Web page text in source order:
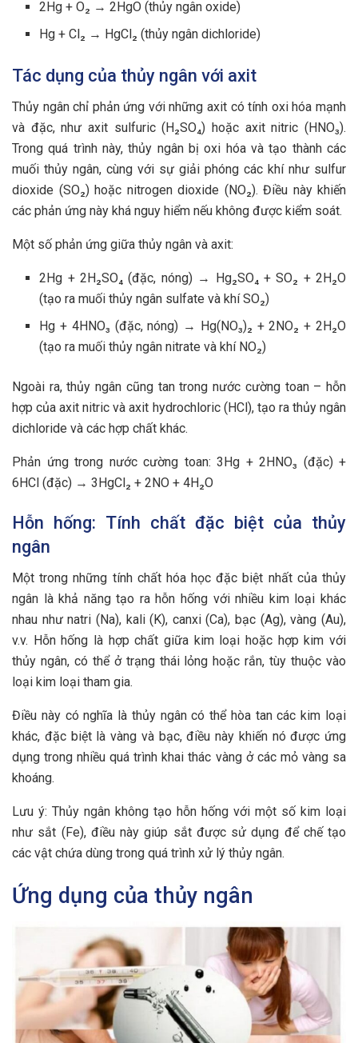
2Hg + O₂ → 2HgO (thủy ngân oxide)
Hg + Cl₂ → HgCl₂ (thủy ngân dichloride)
Tác dụng của thủy ngân với axit
Thủy ngân chỉ phản ứng với những axit có tính oxi hóa mạnh
và đặc, như axit sulfuric (H₂SO₄) hoặc axit nitric (HNO₃).
Trong quá trình này, thủy ngân bị oxi hóa và tạo thành các
muối thủy ngân, cùng với sự giải phóng các khí như sulfur
dioxide (SO₂) hoặc nitrogen dioxide (NO₂). Điều này khiến
các phản ứng này khá nguy hiểm nếu không được kiểm soát.
Một số phản ứng giữa thủy ngân và axit:
2Hg + 2H₂SO₄ (đặc, nóng) → Hg₂SO₄ + SO₂ + 2H₂O
(tạo ra muối thủy ngân sulfate và khí SO₂)
Hg + 4HNO₃ (đặc, nóng) → Hg(NO₃)₂ + 2NO₂ + 2H₂O
(tạo ra muối thủy ngân nitrate và khí NO₂)
Ngoài ra, thủy ngân cũng tan trong nước cường toan – hỗn
hợp của axit nitric và axit hydrochloric (HCl), tạo ra thủy ngân
dichloride và các hợp chất khác.
Phản ứng trong nước cường toan: 3Hg + 2HNO₃ (đặc) +
6HCl (đặc) → 3HgCl₂ + 2NO + 4H₂O
Hỗn hống: Tính chất đặc biệt của thủy
ngân
Một trong những tính chất hóa học đặc biệt nhất của thủy
ngân là khả năng tạo ra hỗn hống với nhiều kim loại khác
nhau như natri (Na), kali (K), canxi (Ca), bạc (Ag), vàng (Au),
v.v. Hỗn hống là hợp chất giữa kim loại hoặc hợp kim với
thủy ngân, có thể ở trạng thái lỏng hoặc rắn, tùy thuộc vào
loại kim loại tham gia.
Điều này có nghĩa là thủy ngân có thể hòa tan các kim loại
khác, đặc biệt là vàng và bạc, điều này khiến nó được ứng
dụng trong nhiều quá trình khai thác vàng ở các mỏ vàng sa
khoáng.
Lưu ý: Thủy ngân không tạo hỗn hống với một số kim loại
như sắt (Fe), điều này giúp sắt được sử dụng để chế tạo
các vật chứa dùng trong quá trình xử lý thủy ngân.
Ứng dụng của thủy ngân